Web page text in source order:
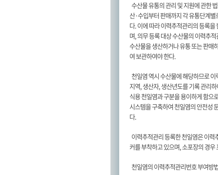
수산물 유통의 관리 및 지원에 관한
산·수입부터 판매까지 각 유통단계
다. 이에 따라 이력추적관리의 등록
며, 의무 등록 대상 수산물의 이력추
수산물을 생산하거나 유통 또는 판매
여 보관하여야 한다.
천일염 역시 수산물에 해당하므로
지역, 생산자, 생산년도를 기록 관리
식용 천일염과 구분을 용이하게 함으
시스템을 구축하여 천일염의 안전성
다.
이력추적관리 등록한 천일염은 이
커를 부착하고 있으며, 소포장의 경
천일염의 이력추적관리번호 부여방